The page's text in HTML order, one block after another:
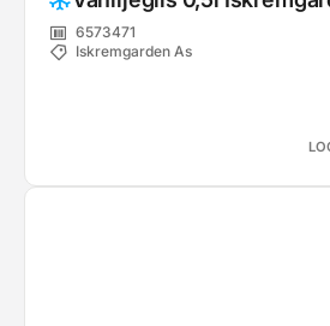
6573471
Iskremgarden As